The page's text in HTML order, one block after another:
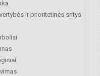
ir prioritetinės sritys